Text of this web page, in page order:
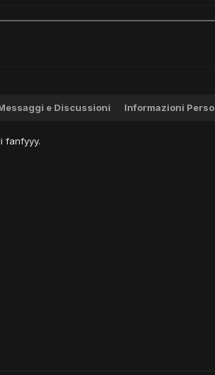
e Discussioni Informazioni
fanfyyy.